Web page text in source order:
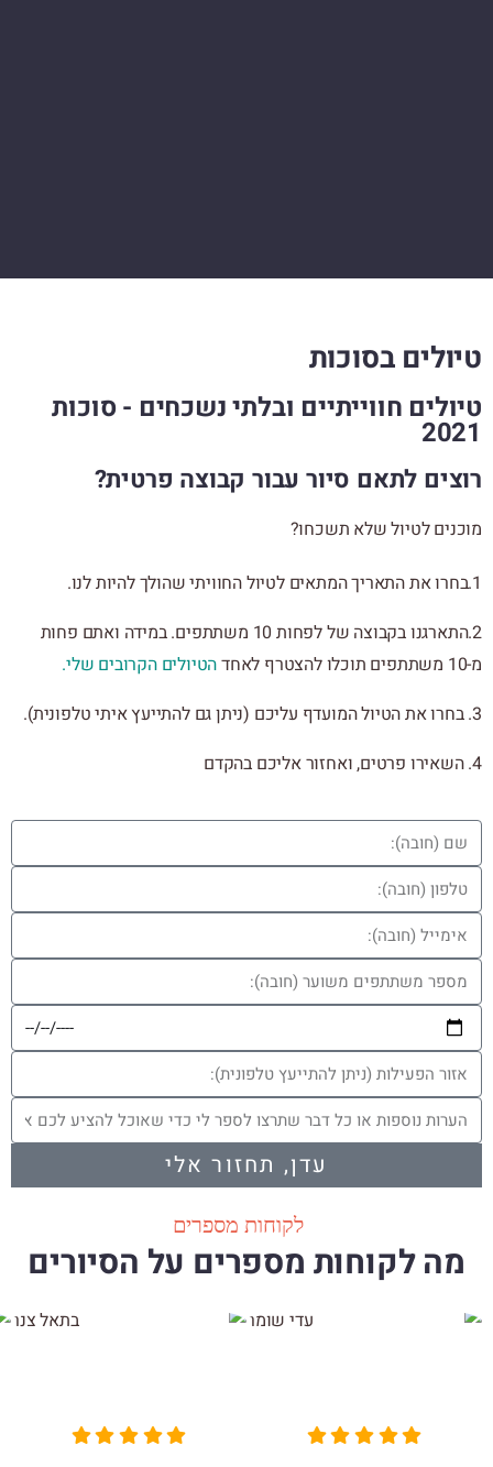
טיולים בסוכות
טיולים חווייתיים ובלתי נשכחים - סוכות
2021
רוצים לתאם סיור עבור קבוצה פרטית?
מוכנים לטיול שלא תשכחו?
1.בחרו את התאריך המתאים לטיול החוויתי שהולך להיות לנו.
2.התארגנו בקבוצה של לפחות 10 משתתפים. במידה ואתם פחות
מ-10 משתתפים תוכלו להצטרף לאחד
הטיולים הקרובים שלי.
3. בחרו את הטיול המועדף עליכם (ניתן גם להתייעץ איתי טלפונית).
4. השאירו פרטים, ואחזור אליכם בהקדם
עדן, תחזור אלי
לקוחות מספרים
מה לקוחות מספרים על הסיורים